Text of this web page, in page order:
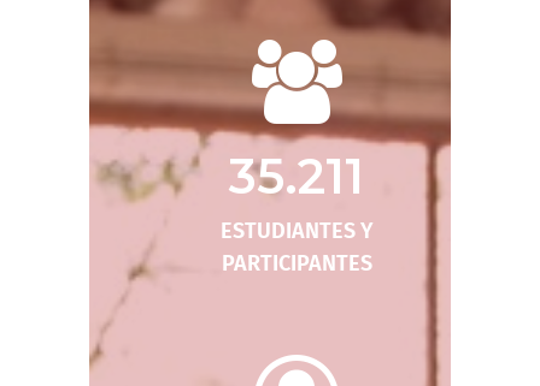
35.211
ESTUDIANTES Y
PARTICIPANTES